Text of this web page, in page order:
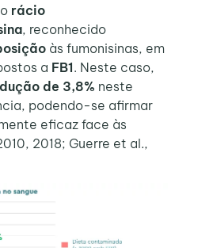
rácio
, reconhecido
às fumonisinas, em
a FB1. Neste caso,
de 3,8% neste
podendo-se afirmar
eficaz face às
2018; Guerre et al.,